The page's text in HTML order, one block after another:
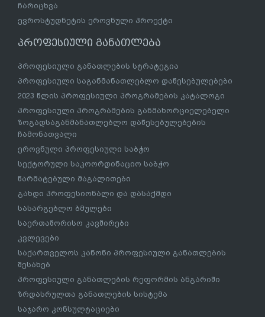
ჩარიცხვა
ევროსტუდნეტის ეროვნული პროექტი
პროფესიული განათლება
პროფესიული განათლების სტრატეგია
პროფესიული საგანმანათლებლო დაწესებულებები
2023 წლის პროფესიული პროგრამების კატალოგი
პროფესიული პროგრამების განმახორციელებელი
ზოგადსაგანმანათლებლო დაწესებულებების
ჩამონათვალი
ეროვნული პროფესიული საბჭო
სექტორული საკოორდინაციო საბჭო
წარმატებული მაგალითები
გახდი პროფესიონალი და დასაქმდი
სასარგებლო ბმულები
საერთაშორისო კავშირები
კვლევები
საქართველოს კანონი პროფესიული განათლების
შესახებ
პროფესიული განათლების რეფორმის ანგარიში
ზრდასრულთა განათლების სისტემა
საჯარო კონსულტაციები